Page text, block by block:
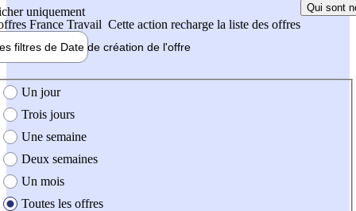
uniquement
France Travail Cette action recharge la liste des offres
Qui sont
filtres de Date de création de l'offre
création de l'offre
Un jour
Trois jours
Une semaine
Deux semaines
Un mois
Toutes les offres